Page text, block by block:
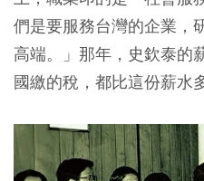
們是要服務台灣的企業，
高端。」那年，史欽泰的
國繳的稅，都比這份薪水多